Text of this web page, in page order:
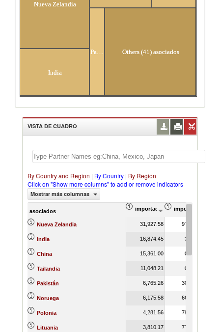
Nueva Zelandia
India
Pakistán Others (41) asociados
VISTA DE CUADRO
By Country and Region | By Country | By Region
Click on "Show more columns" to add or remove indicators
Mostrar más columnas
asociados importación Valor del comercio
importación
Nueva Zelandia 31,927.58 97.70
India 16,874.45 3.76
China 15,361.00 0.30
Tailandia 11,048.21 0.53
Pakistán 6,765.26 30.78
Noruega 6,175.58 66.16
Polonia 4,281.56 79.78
Lituania 3,810.17 77.98